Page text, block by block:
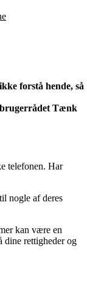
forstå hende, så
Tænk
telefonen. Har
nogle af deres
kan være en
rettigheder og